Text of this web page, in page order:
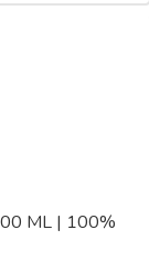
ML | 100%